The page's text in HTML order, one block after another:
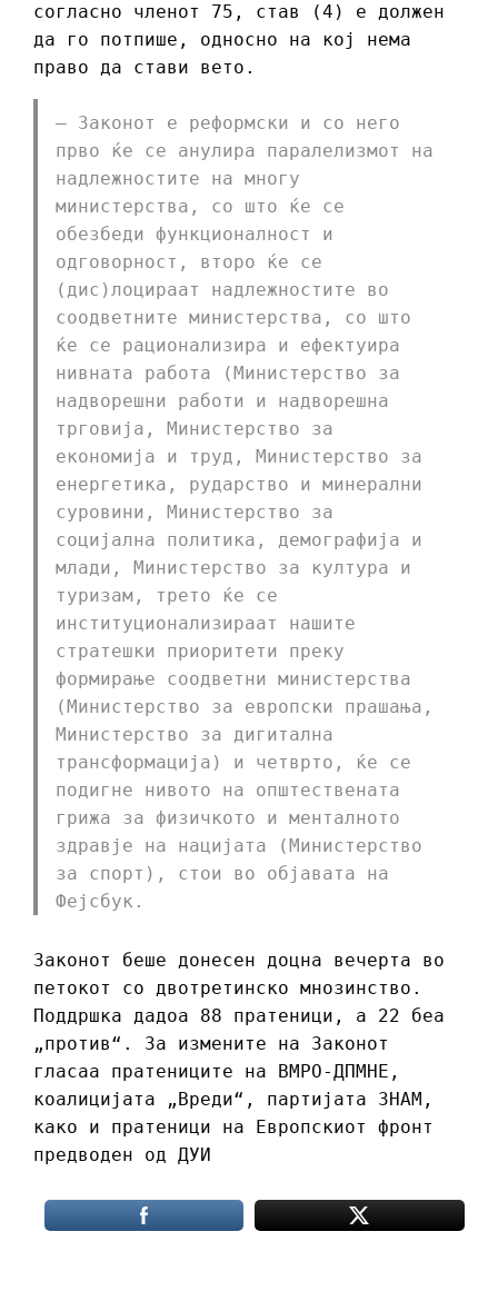
согласно членот 75, став (4) е должен
да го потпише, односно на кој нема
право да стави вето.
– Законот е реформски и со него
прво ќе се анулира паралелизмот на
надлежностите на многу
министерства, со што ќе се
обезбеди функционалност и
одговорност, второ ќе се
(дис)лоцираат надлежностите во
соодветните министерства, со што
ќе се рационализира и ефектуира
нивната работа (Министерство за
надворешни работи и надворешна
трговија, Министерство за
економија и труд, Министерство за
енергетика, рударство и минерални
суровини, Министерство за
социјална политика, демографија и
млади, Министерство за култура и
туризам, трето ќе се
институционализираат нашите
стратешки приоритети преку
формирање соодветни министерства
(Министерство за европски прашања,
Министерство за дигитална
трансформација) и четврто, ќе се
подигне нивото на општествената
грижа за физичкото и менталното
здравје на нацијата (Министерство
за спорт), стои во објавата на
Фејсбук.
Законот беше донесен доцна вечерта во
петокот со двотретинско мнозинство.
Поддршка дадоа 88 пратеници, а 22 беа
„против“. За измените на Законот
гласаа пратениците на ВМРО-ДПМНЕ,
коалицијата „Вреди“, партијата ЗНАМ,
како и пратеници на Европскиот фронт
предводен од ДУИ